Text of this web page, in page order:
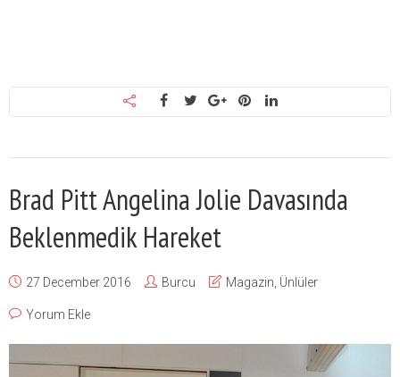
Brad Pitt Angelina Jolie Davasında
Beklenmedik Hareket
27 December 2016 Burcu Magazin Ünlüler
Yorum Ekle